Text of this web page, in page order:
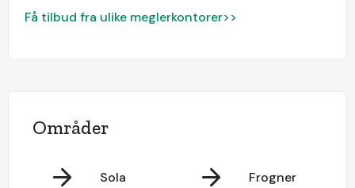
Få tilbud fra ulike meglerkontorer>>
Områder
Sola Frogner